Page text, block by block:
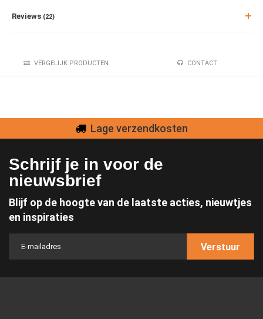
Reviews (22)
VERGELIJK PRODUCTEN CONTACT
Lage verzendkosten
Schrijf je in voor de
nieuwsbrief
Blijf op de hoogte van de laatste acties, nieuwtjes
en inspiraties
Verstuur